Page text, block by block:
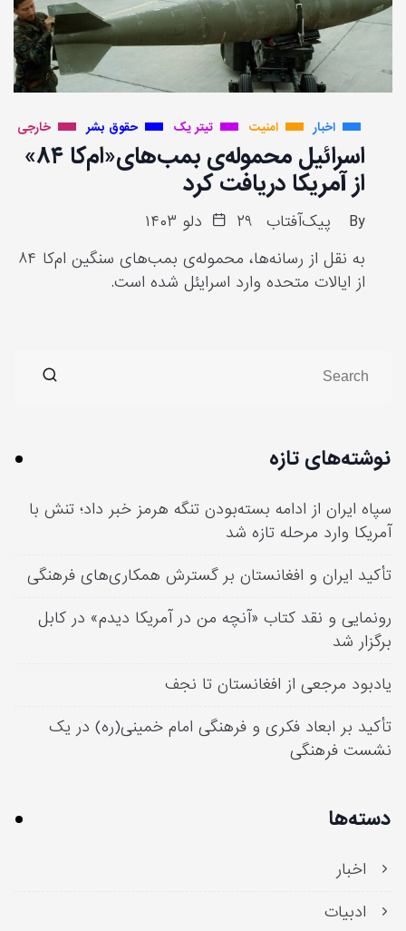
اخبار امنیت تیتر یک حقوق بشر خارجی
اسرائیل محموله‌ی بمب‌های«ام‌کا ۸۴»
از آمریکا دریافت کرد
By پیک‌آفتاب
۲۹ دلو ۱۴۰۳
به نقل از رسانه‌ها، محموله‌ی بمب‌های سنگین ام‌کا ۸۴
از ایالات متحده وارد اسرایئل شده است.
نوشته‌های تازه
سپاه ایران از ادامه بسته‌بودن تنگه هرمز خبر داد؛ تنش با
آمریکا وارد مرحله تازه شد
تأکید ایران و افغانستان بر گسترش همکاری‌های فرهنگی
رونمایی و نقد کتاب «آنچه من در آمریکا دیدم» در کابل
برگزار شد
یادبود مرجعی از افغانستان تا نجف
تأکید بر ابعاد فکری و فرهنگی امام خمینی(ره) در یک
نشست فرهنگی
دسته‌ها
اخبار
ادبیات